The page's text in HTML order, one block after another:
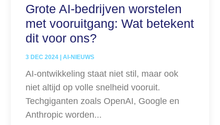
Grote AI-bedrijven worstelen
met vooruitgang: Wat betekent
dit voor ons?
3 DEC 2024 |AI-NIEUWS
AI-ontwikkeling staat niet stil, maar ook
niet altijd op volle snelheid vooruit.
Techgiganten zoals OpenAI, Google en
Anthropic worden...